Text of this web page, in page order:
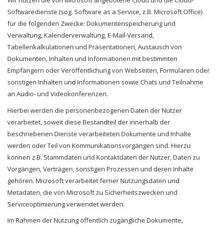
Softwaredienste (sog. Software as a Service, z.B. Microsoft Office)
für die folgenden Zwecke: Dokumentenspeicherung und
Verwaltung, Kalenderverwaltung, E-Mail-Versand,
Tabellenkalkulationen und Präsentationen, Austausch von
Dokumenten, Inhalten und Informationen mit bestimmten
Empfängern oder Veröffentlichung von Webseiten, Formularen oder
sonstigen Inhalten und Informationen sowie Chats und Teilnahme
an Audio- und Videokonferenzen.
Hierbei werden die personenbezogenen Daten der Nutzer
verarbeitet, soweit diese Bestandteil der innerhalb der
beschriebenen Dienste verarbeiteten Dokumente und Inhalte
werden oder Teil von Kommunikationsvorgängen sind. Hierzu
können z.B. Stammdaten und Kontaktdaten der Nutzer, Daten zu
Vorgängen, Verträgen, sonstigen Prozessen und deren Inhalte
gehören. Microsoft verarbeitet ferner Nutzungsdaten und
Metadaten, die von Microsoft zu Sicherheitszwecken und
Serviceoptimierung verwendet werden.
Im Rahmen der Nutzung öffentlich zugängliche Dokumente,